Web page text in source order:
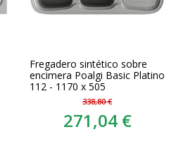
Fregadero sintético sobre
encimera Poalgi Basic Platino
112 - 1170 x 505
338,80 €
271,04 €